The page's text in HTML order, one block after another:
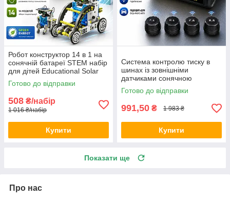
Робот конструктор 14 в 1 на
сонячній батареї STEM набір
для дітей Educational Solar
Robot навчальна іграшка Opt
City
Готово до відправки
508 ₴/набір
1 016 ₴/набір
Купити
Система контролю тиску в
шинах із зовнішніми
датчиками сонячною
батареєю та цифровим
дисплеєм FGH TPMS
автомобільний датчик тиску
Готово до відправки
991,50 ₴ 1 983 ₴
Купити
Показати ще
Про нас